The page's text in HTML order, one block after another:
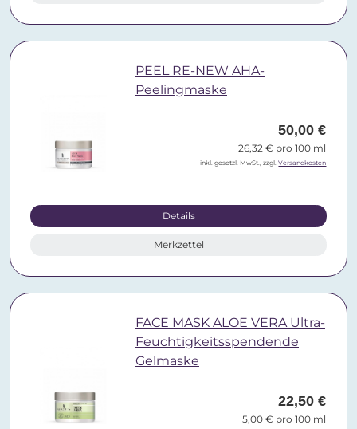
PEEL RE-NEW AHA-
Peelingmaske
50,00 €
26,32 € pro 100 ml
inkl. gesetzl. MwSt., zzgl.Versandkosten
Details
Merkzettel
FACE MASK ALOE VERA Ultra-
Feuchtigkeitsspendende
Gelmaske
22,50 €
5,00 € pro 100 ml